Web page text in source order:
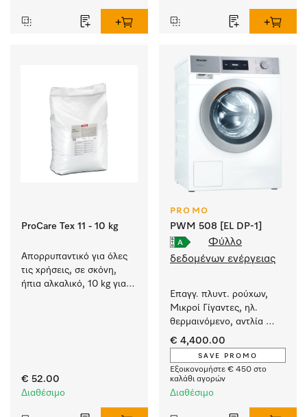
ProCare Tex 11 - 10 kg
Απορρυπαντικό για όλες
τις χρήσεις, σε σκόνη,
ήπια αλκαλικό, 10 kg για
€ 52.00
Διαθέσιμο
PROMO
PWM 508 [EL DP-1]
Φύλλο
δεδομένων ενέργειας
Επαγγ. πλυντ. ρούχων,
Μικροί Γίγαντες, ηλ.
θερμαινόμενο, αντλία
αποχέτευσ. και ειδικά
προγράμματα
συγκεκριμένων
απαιτήσεων.
Χωρητικότητα 8 kg
€ 4,400.00
SAVE PROMO
Εξοικονομήστε € 450 στο
καλάθι αγορών
Διαθέσιμο